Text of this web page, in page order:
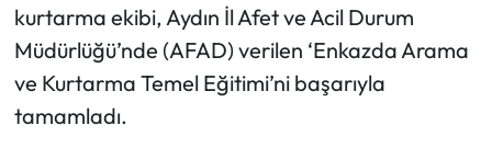
kurtarma ekibi, Aydın İl Afet ve Acil Durum
Müdürlüğü’nde (AFAD) verilen ‘Enkazda Arama
ve Kurtarma Temel Eğitimi’ni başarıyla
tamamladı.